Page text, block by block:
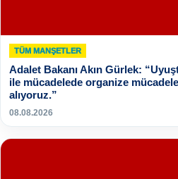
TÜM MANŞETLER
Adalet Bakanı Akın Gürlek:
ile mücadelede organize mücadele
alıyoruz.”
08.08.2026